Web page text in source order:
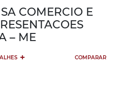
COMERCIO E
– ME
+ COMPARAR